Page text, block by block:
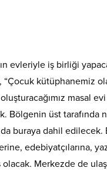
evleriyle iş birliği
kütüphanemiz
masal
üst tarafında
buraya dahil edilecek.
edebiyatçılarına,
Merkezde de